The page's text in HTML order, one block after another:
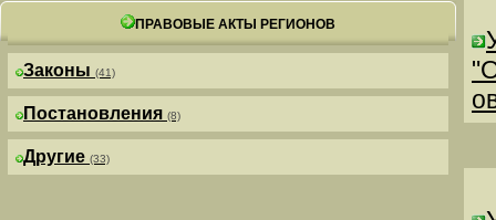
ПРАВОВЫЕ АКТЫ РЕГИОНОВ
Законы (41)
Постановления (8)
Другие (33)